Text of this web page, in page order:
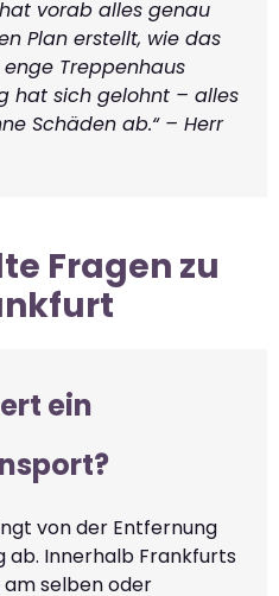
vorab alles genau
Plan erstellt, wie das
Treppenhaus
hat sich gelohnt – alles
Schäden ab.“ – Herr
Fragen zu
ein
von der Entfernung
ab. Innerhalb Frankfurts
am selben oder